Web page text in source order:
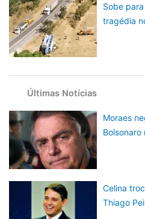
Sobe
tragédia
Últimas Notícias
Moraes
Bolsonaro
Celina
Thiago